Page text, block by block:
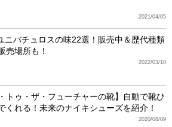
2021/04/05
ニバチュロスの味22選！販売中＆歴代種類
売場所も！
2022/03/10
トゥ・ザ・フューチャーの靴】自動で靴ひ
くれる！未来のナイキシューズを紹介！
2020/08/09